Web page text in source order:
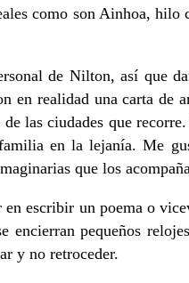
como son Ainhoa,
de Nilton, así que
en realidad una carta
las ciudades que
en la lejanía. Me
que los
escribir un poema o
pequeños
y no retroceder.